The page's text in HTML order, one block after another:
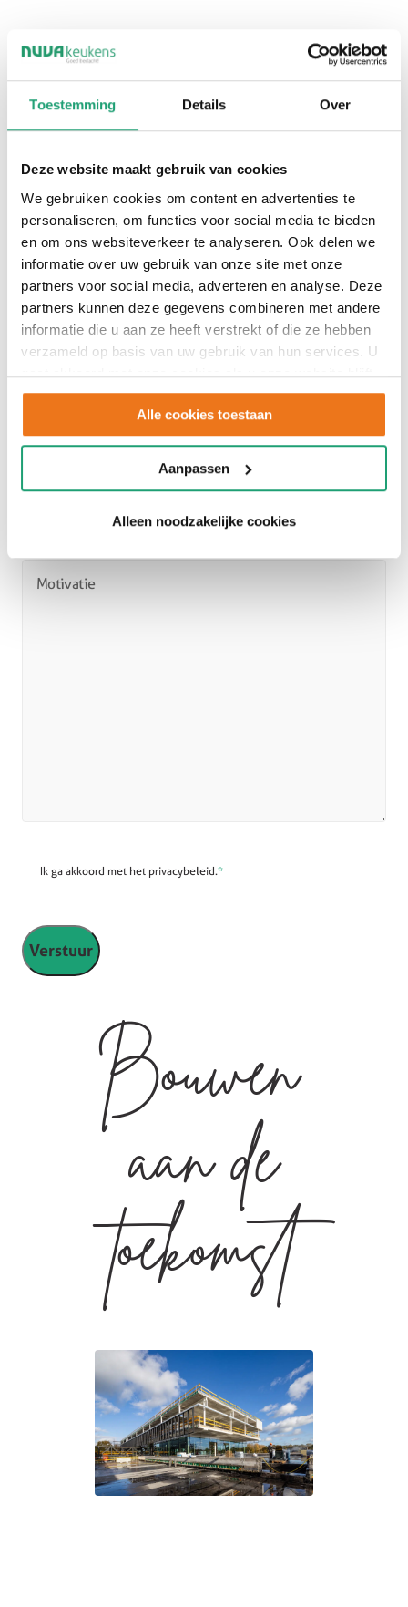
Toestemming Details Over
Deze website maakt gebruik van cookies
We gebruiken cookies om content en advertenties te
personaliseren, om functies voor social media te bieden
en om ons websiteverkeer te analyseren. Ook delen we
informatie over uw gebruik van onze site met onze
partners voor social media, adverteren en analyse. Deze
partners kunnen deze gegevens combineren met andere
informatie die u aan ze heeft verstrekt of die ze hebben
verzameld op basis van uw gebruik van hun services. U
gaat akkoord met onze cookies als u onze website blijft
gebruiken.
Alle cookies toestaan
Aanpassen
Alleen noodzakelijke cookies
Voornaam
Tussenvoegsel
Achternaam
Telefoonnummer*
Selecteer bestanden
Max. bestandsgrootte: 128 MB.
Motivatie
Ik ga akkoord met het privacybeleid.*
Bouwen
aan de
toekomst